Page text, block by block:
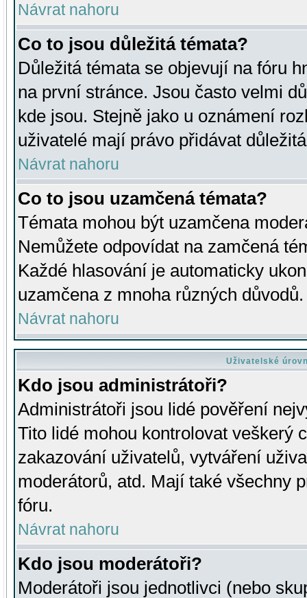
Návrat nahoru
Co to jsou důležitá témata?
Důležitá témata se objevují na fóru
na první stránce. Jsou často velmi
kde jsou. Stejně jako u oznámení
uživatelé mají právo přidávat
Návrat nahoru
Co to jsou uzamčená témata?
Témata mohou být uzamčena
Nemůžete odpovídat na zamčená
Každé hlasování je automaticky
uzamčena z mnoha různých důvodů.
Návrat nahoru
Uživatelské
Kdo jsou administrátoři?
Administrátoři jsou lidé pověření
Tito lidé mohou kontrolovat veškerý
zakazování uživatelů, vytváření
moderátorů, atd. Mají také všechny
fóru.
Návrat nahoru
Kdo jsou moderátoři?
Moderátoři jsou jednotlivci (nebo